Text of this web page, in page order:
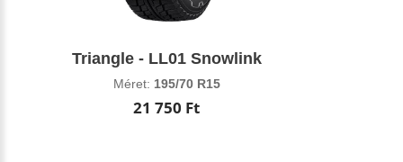
Triangle - LL01 Snowlink
Méret: 195/70 R15
21 750 Ft